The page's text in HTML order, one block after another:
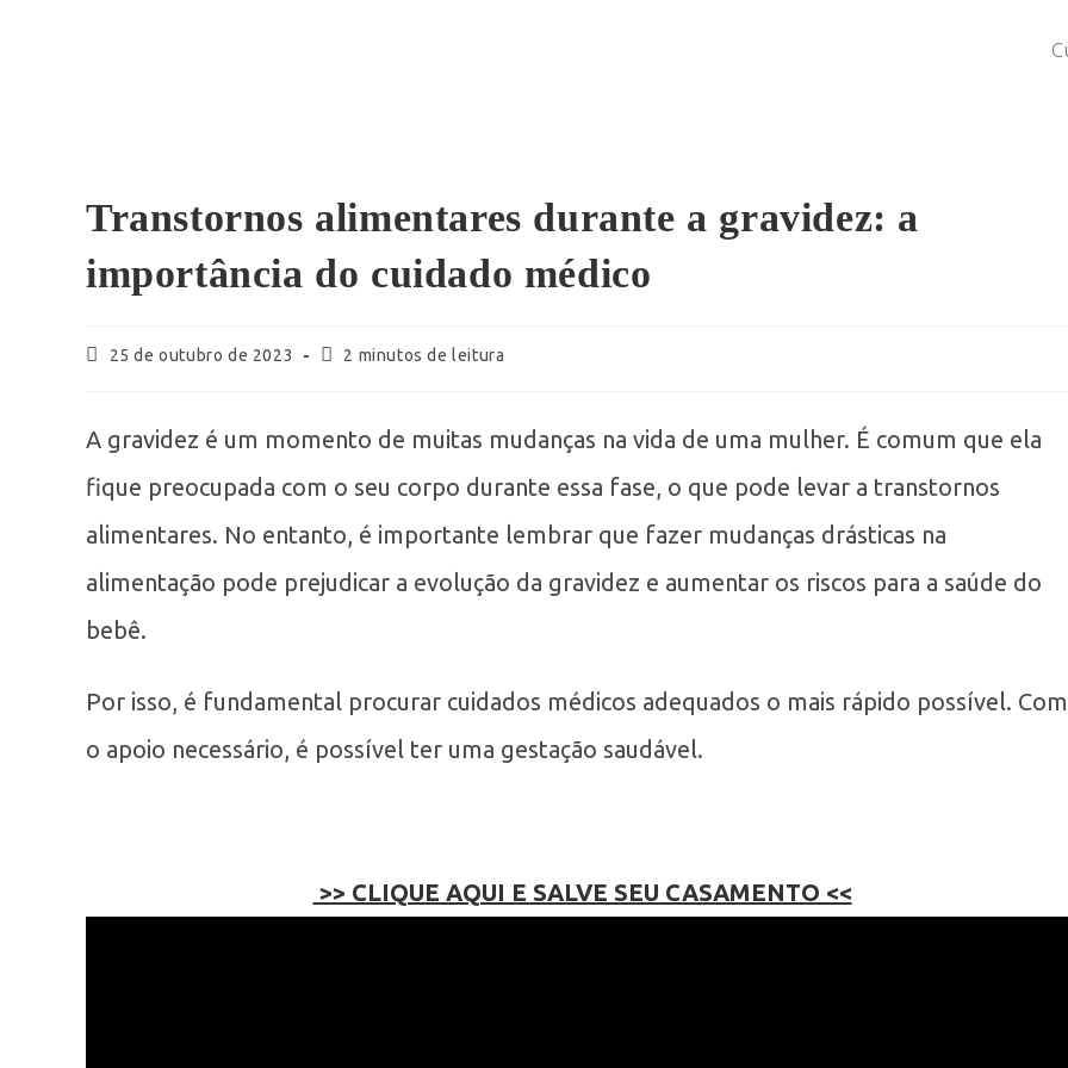
Transtornos alimentares durante a gravidez: a
importância do cuidado médico
25 de outubro de 2023 2 minutos de leitura
A gravidez é um momento de muitas mudanças na vida de uma mulher. É comum que ela
fique preocupada com o seu corpo durante essa fase, o que pode levar a transtornos
alimentares. No entanto, é importante lembrar que fazer mudanças drásticas na
alimentação pode prejudicar a evolução da gravidez e aumentar os riscos para a saúde do
bebê.
Por isso, é fundamental procurar cuidados médicos adequados o mais rápido possível. Com
o apoio necessário, é possível ter uma gestação saudável.
>> CLIQUE AQUI E SALVE SEU CASAMENTO <<